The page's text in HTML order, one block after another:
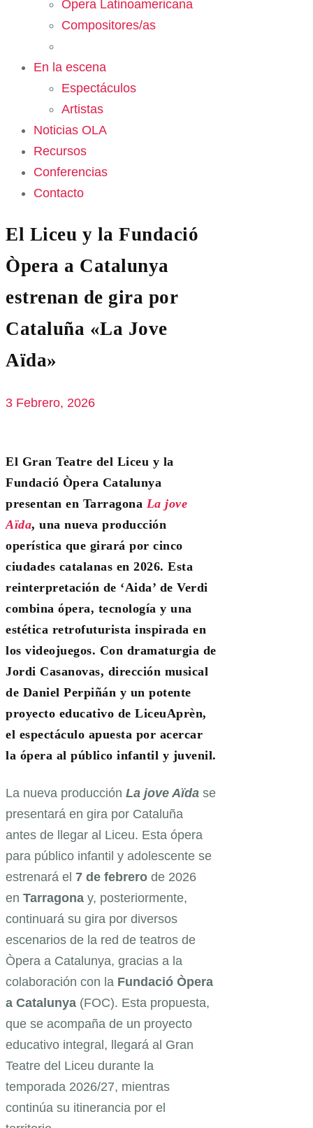
Ópera Latinoamericana
Compositores/as
En la escena
Espectáculos
Artistas
Noticias OLA
Recursos
Conferencias
Contacto
El Liceu y la Fundació
Òpera a Catalunya
estrenan de gira por
Cataluña «La Jove
Aïda»
3 Febrero, 2026
El Gran Teatre del Liceu y la
Fundació Òpera Catalunya
presentan en Tarragona La jove
Aïda, una nueva producción
operística que girará por cinco
ciudades catalanas en 2026. Esta
reinterpretación de ‘Aida’ de Verdi
combina ópera, tecnología y una
estética retrofuturista inspirada en
los videojuegos. Con dramaturgia de
Jordi Casanovas, dirección musical
de Daniel Perpiñán y un potente
proyecto educativo de LiceuAprèn,
el espectáculo apuesta por acercar
la ópera al público infantil y juvenil.
La nueva producción La jove Aïda se
presentará en gira por Cataluña
antes de llegar al Liceu. Esta ópera
para público infantil y adolescente se
estrenará el 7 de febrero de 2026
en Tarragona y, posteriormente,
continuará su gira por diversos
escenarios de la red de teatros de
Òpera a Catalunya, gracias a la
colaboración con la Fundació Òpera
a Catalunya (FOC). Esta propuesta,
que se acompaña de un proyecto
educativo integral, llegará al Gran
Teatre del Liceu durante la
temporada 2026/27, mientras
continúa su itinerancia por el